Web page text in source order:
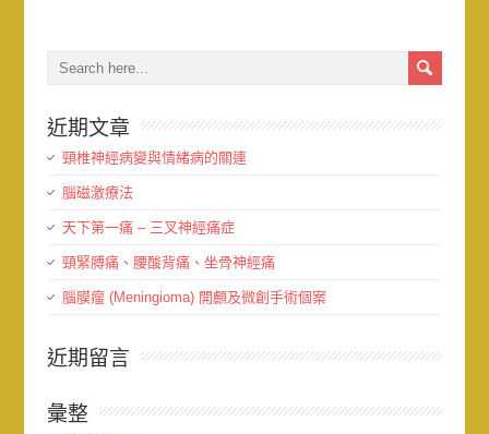
近期文章
頸椎神經病變與情緒病的關連
腦磁激療法
天下第一痛 – 三叉神經痛症
頸緊膊痛、腰酸背痛、坐骨神經痛
腦膜瘤 (Meningioma) 開顱及微創手術個案
近期留言
彙整